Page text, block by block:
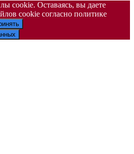
cookie. Оставаясь, вы даете
cookie согласно политике